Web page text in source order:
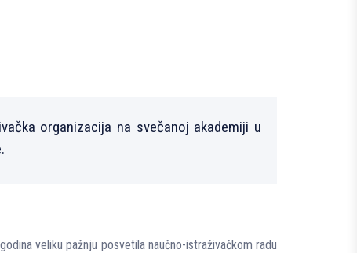
organizacija na svečanoj akademiji u
veliku pažnju posvetila naučno-istraživačkom radu